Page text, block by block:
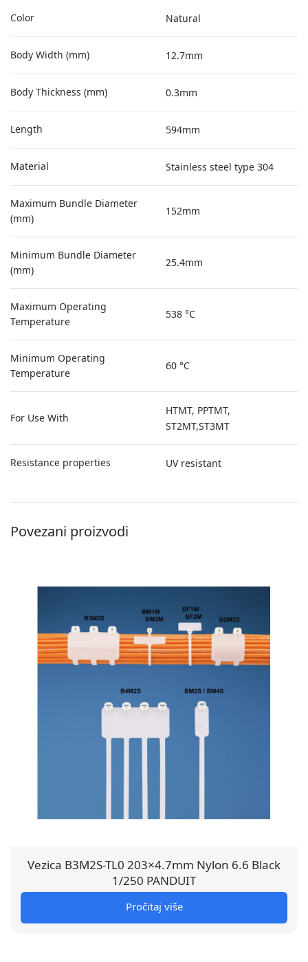
Color Natural
Body Width (mm) 12.7mm
Body Thickness (mm) 0.3mm
Length 594mm
Material Stainless steel type 304
Maximum Bundle Diameter
(mm)
152mm
Minimum Bundle Diameter
(mm)
25.4mm
Maximum Operating
Temperature
538 °C
Minimum Operating
Temperature
60 °C
For Use With
HTMT, PPTMT,
ST2MT,ST3MT
Resistance properties UV resistant
Povezani proizvodi
Vezica B3M2S-TL0 203×4.7mm Nylon 6.6 Black
1/250 PANDUIT
Pročitaj više